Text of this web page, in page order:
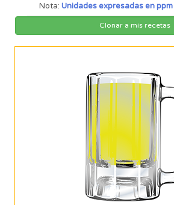
Nota: Unidades expresadas en
Clonar a mis recetas